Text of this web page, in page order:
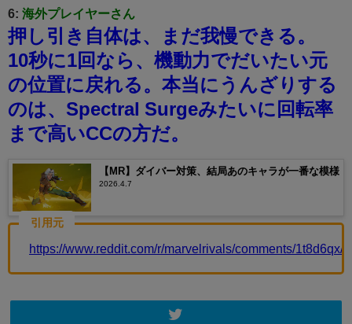
6: 海外プレイヤーさん
押し引き自体は、まだ我慢できる。
10秒に1回なら、機動力でだいたい元
の位置に戻れる。 本当にうんざりする
のは、Spectral Surgeみたいに回転率
まで高いCCの方だ。
【MR】ダイバー対策、結局あのキャラが一番な模様
2026.4.7
引用元
https://www.reddit.com/r/marvelrivals/comments/